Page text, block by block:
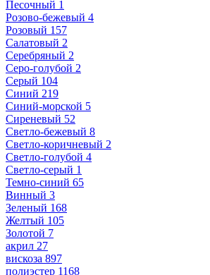
Песочный 1
Розово-бежевый 4
Розовый 157
Салатовый 2
Серебряный 2
Серо-голубой 2
Серый 104
Синий 219
Синий-морской 5
Сиреневый 52
Светло-бежевый 8
Светло-коричневый 2
Светло-голубой 4
Светло-серый 1
Темно-синий 65
Винный 3
Зеленый 168
Желтый 105
Золотой 7
акрил 27
вискоза 897
полиэстер 1168